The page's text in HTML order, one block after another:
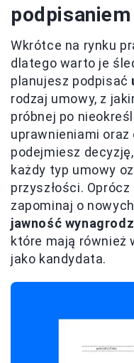
Wkrótce na rynku
dlatego warto je
planujesz podpisać
rodzaj umowy, z
próbnej po
uprawnieniami oraz
podejmiesz
każdy typ umowy
przyszłości.
zapominaj o
jawność
które mają również
jako kandydata.